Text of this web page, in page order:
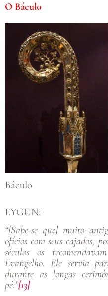
O Báculo
Báculo
EYGUN:
“[Sabe-se que] muito
ofícios com seus cajados,
séculos os
Evangelho. Ele servia
durante as longas
pé.”[13]